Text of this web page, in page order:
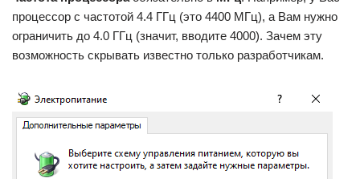
процессор с частотой 4.4 ГГц (это 4400 МГц), а Вам нужно
ограничить до 4.0 ГГц (значит, вводите 4000). Зачем эту
возможность скрывать известно только разработчикам.